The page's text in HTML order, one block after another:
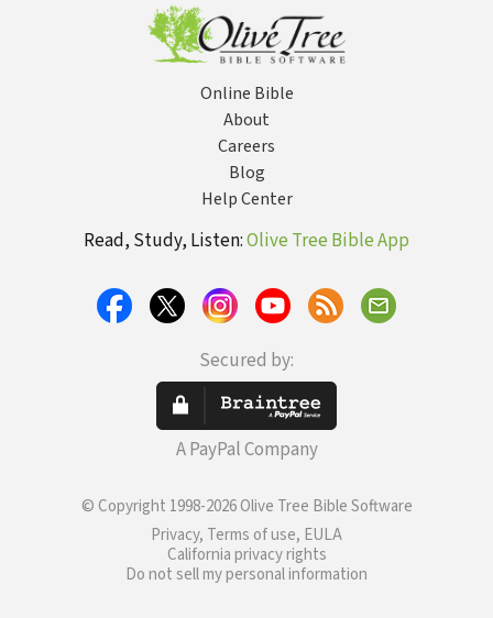
Online Bible
About
Careers
Blog
Help Center
Read, Study, Listen:Olive Tree Bible App
Secured by:
A PayPal Company
© Copyright 1998-2026 Olive Tree Bible Software
Privacy, Terms of use, EULA
California privacy rights
Do not sell my personal information